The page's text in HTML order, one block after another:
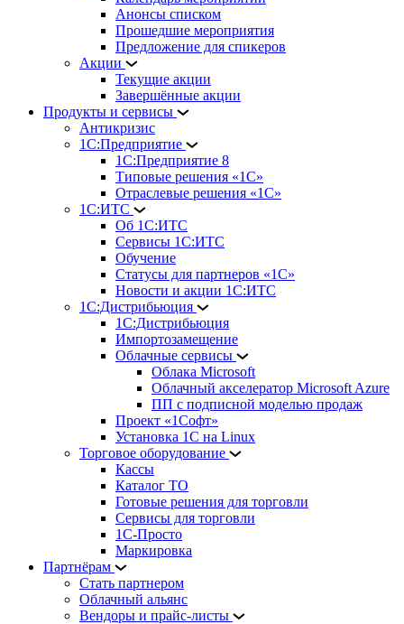
Анонсы списком
Прошедшие мероприятия
Предложение для спикеров
Акции
Текущие акции
Завершённые акции
Продукты и сервисы
Антикризис
1С:Предприятие
1С:Предприятие 8
Типовые решения «1С»
Отраслевые решения «1С»
1С:ИТС
Об 1С:ИТС
Сервисы 1С:ИТС
Обучение
Статусы для партнеров «1С»
Новости и акции 1С:ИТС
1С:Дистрибьюция
1С:Дистрибьюция
Импортозамещение
Облачные сервисы
Облака Microsoft
Облачный акселератор Microsoft Azure
ПП с подписной моделью продаж
Проект «1Софт»
Установка 1С на Linux
Торговое оборудование
Кассы
Каталог ТО
Готовые решения для торговли
Сервисы для торговли
1С-Просто
Маркировка
Партнёрам
Стать партнером
Облачный альянс
Вендоры и прайс-листы